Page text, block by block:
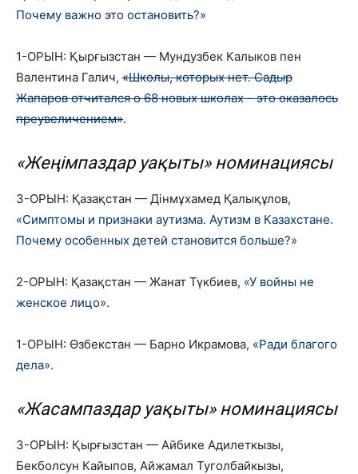
Почему важно это остановить?»
1-ОРЫН: Қырғызстан — Мундузбек Калыков пен
Валентина Галич, «Школы, которых нет. Садыр
Жапаров отчитался о 68 новых школах – это оказалось
преувеличением».
«Жеңімпаздар уақыты» номинациясы
3-ОРЫН: Қазақстан — Дінмұхамед Қалықұлов,
«Симптомы и признаки аутизма. Аутизм в Казахстане.
Почему особенных детей становится больше?»
2-ОРЫН: Қазақстан — Жанат Түкбиев, «У войны не
женское лицо».
1-ОРЫН: Өзбекстан — Барно Икрамова, «Ради благого
дела».
«Жасампаздар уақыты» номинациясы
3-ОРЫН: Қырғызстан — Айбике Адилеткызы,
Бекболсун Кайыпов, Айжамал Туголбайкызы,